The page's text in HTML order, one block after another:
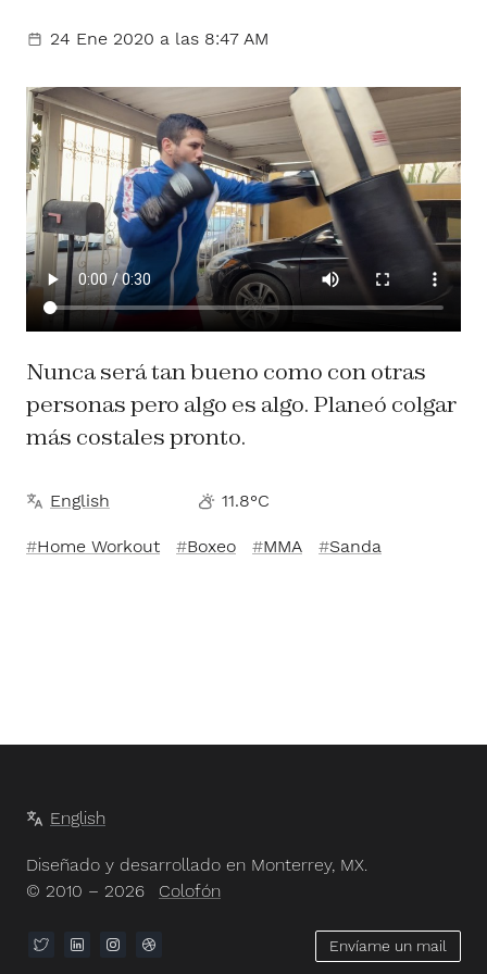
24 Ene 2020 a las 8:47 AM
Nunca será tan bueno como con otras
personas pero algo es algo. Planeó colgar
más costales pronto.
English 11.8°C
Home Workout Boxeo MMA Sanda
English
Diseñado y desarrollado en Monterrey, MX.
© 2010 – 2026
Colofón
Envíame un mail